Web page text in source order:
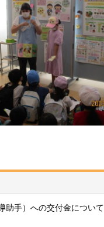
助手）への交付金について